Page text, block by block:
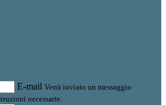
E-mail Verrà inviato un messaggio
necessarie.